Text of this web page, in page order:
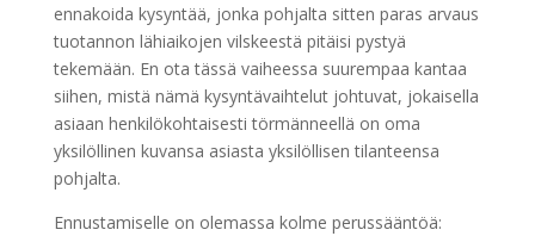
ennakoida kysyntää, jonka pohjalta sitten paras arvaus
tuotannon lähiaikojen vilskeestä pitäisi pystyä
tekemään. En ota tässä vaiheessa suurempaa kantaa
siihen, mistä nämä kysyntävaihtelut johtuvat, jokaisella
asiaan henkilökohtaisesti törmänneellä on oma
yksilöllinen kuvansa asiasta yksilöllisen tilanteensa
pohjalta.
Ennustamiselle on olemassa kolme perussääntöä: